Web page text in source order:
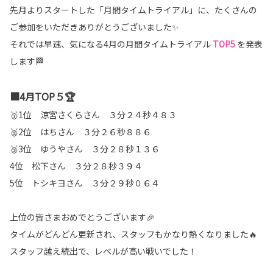
先月よりスタートした「月間タイムトライアル」に、たくさんの
ご参加をいただきありがとうございました✨
それでは早速、気になる4月の月間タイムトライアル TOP5 を発表
します🏁
■4月TOP５🏆
🥇1位 涼宮さくらさん ３分２４秒４８３
🥈2位 はちさん ３分２６秒８８６
🥉3位 ゆうやさん ３分２８秒１３６
4位 松下さん ３分２８秒３９４
5位 トシキヨさん ３分２９秒０６４
上位の皆さまおめでとうございます🎉
タイムがどんどん更新され、スタッフもかなり熱くなりました🔥
スタッフ越え続出で、レベルが高い戦いでした！